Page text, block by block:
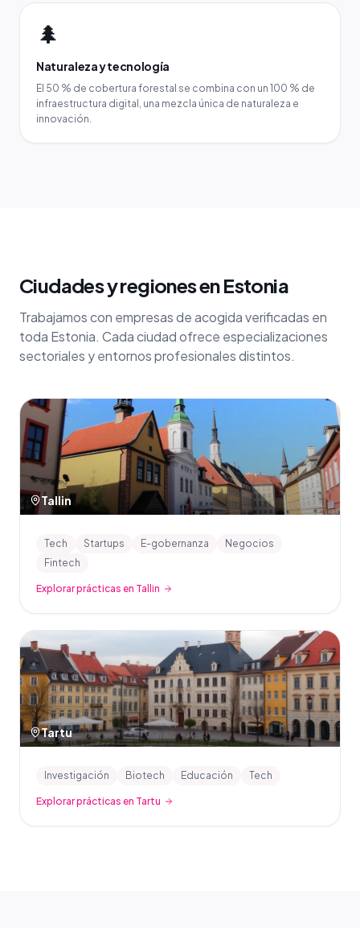
🌲
Naturaleza y tecnología
El 50 % de cobertura forestal se combina con un 100 % de
infraestructura digital, una mezcla única de naturaleza e
innovación.
Ciudades y regiones en Estonia
Trabajamos con empresas de acogida verificadas en
toda Estonia. Cada ciudad ofrece especializaciones
sectoriales y entornos profesionales distintos.
Tallin
Tech Startups E-gobernanza
Negocios
Fintech
Explorar prácticas en Tallin
Tartu
Investigación Biotech Educación Tech
Explorar prácticas en Tartu